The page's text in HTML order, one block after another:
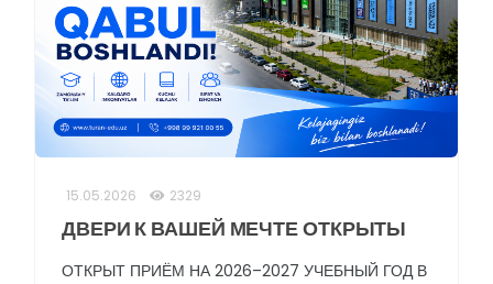
15.05.2026 2329
ДВЕРИ К ВАШЕЙ МЕЧТЕ ОТКРЫТЫ
ОТКРЫТ ПРИЁМ НА 2026–2027 УЧЕБНЫЙ ГОД В